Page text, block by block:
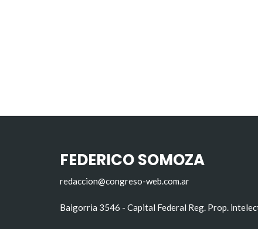
FEDERICO SOMOZA
redaccion@congreso-web.com.ar
Baigorria 3546 - Capital Federal Reg. Prop.